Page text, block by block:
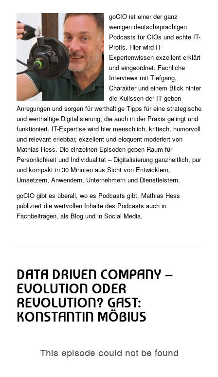
goCIO ist einer der ganz
wenigen deutschsprachigen
Podcasts für CIOs und echte IT-
Profis. Hier wird IT-
Expertenwissen exzellent erklärt
und eingeordnet. Fachliche
Interviews mit Tiefgang,
Charakter und einem Blick hinter
die Kulissen der IT geben
Anregungen und sorgen für werthaltige Tipps für eine strategische
und werthaltige Digitalisierung, die auch in der Praxis gelingt und
funktioniert. IT-Expertise wird hier menschlich, kritisch, humorvoll
und relevant erlebbar, exzellent und eloquent moderiert von
Mathias Hess. Die einzelnen Episoden geben Raum für
Persönlichkeit und Individualität – Digitalisierung ganzheitlich, pur
und kompakt in 30 Minuten aus Sicht von Entwicklern,
Umsetzern, Anwendern, Unternehmern und Dienstleistern.
goCIO gibt es überall, wo es Podcasts gibt. Mathias Hess
publiziert die wertvollen Inhalte des Podcasts auch in
Fachbeiträgen, als Blog und in Social Media.
DATA DRIVEN COMPANY –
EVOLUTION ODER
REVOLUTION? GAST:
KONSTANTIN MÖBIUS